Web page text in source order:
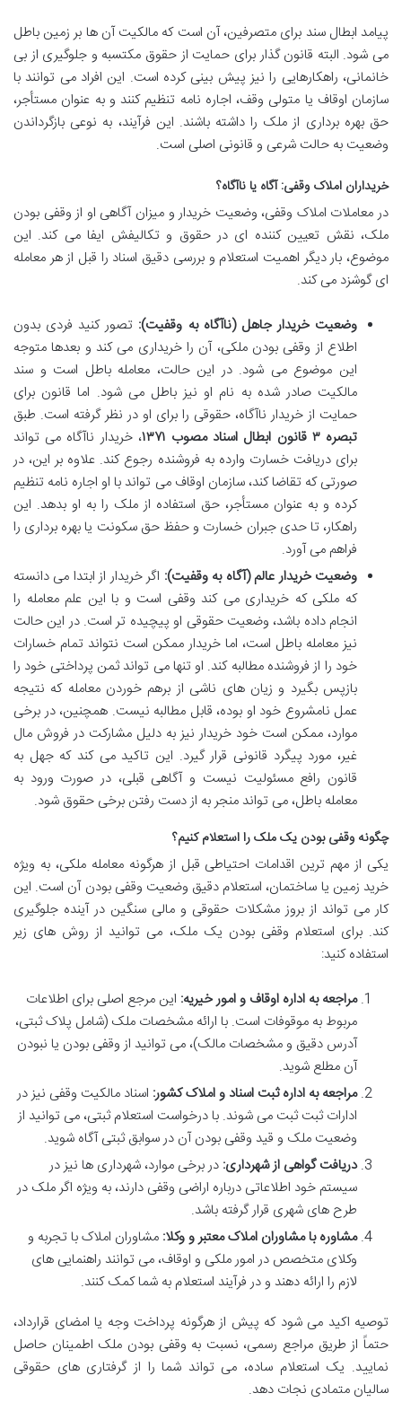
پیامد ابطال سند برای متصرفین، آن است که مالکیت آن ها بر زمین باطل
می شود. البته قانون گذار برای حمایت از حقوق مکتسبه و جلوگیری از بی
خانمانی، راهکارهایی را نیز پیش بینی کرده است. این افراد می توانند با
سازمان اوقاف یا متولی وقف، اجاره نامه تنظیم کنند و به عنوان مستأجر،
حق بهره برداری از ملک را داشته باشند. این فرآیند، به نوعی بازگرداندن
وضعیت به حالت شرعی و قانونی اصلی است.
خریداران املاک وقفی: آگاه یا ناآگاه؟
در معاملات املاک وقفی، وضعیت خریدار و میزان آگاهی او از وقفی بودن
ملک، نقش تعیین کننده ای در حقوق و تکالیفش ایفا می کند. این
موضوع، بار دیگر اهمیت استعلام و بررسی دقیق اسناد را قبل از هر معامله
ای گوشزد می کند.
وضعیت خریدار جاهل (ناآگاه به وقفیت): تصور کنید فردی بدون
اطلاع از وقفی بودن ملکی، آن را خریداری می کند و بعدها متوجه
این موضوع می شود. در این حالت، معامله باطل است و سند
مالکیت صادر شده به نام او نیز باطل می شود. اما قانون برای
حمایت از خریدار ناآگاه، حقوقی را برای او در نظر گرفته است. طبق
تبصره ۳ قانون ابطال اسناد مصوب ۱۳۷۱
، خریدار ناآگاه می تواند
برای دریافت خسارت وارده به فروشنده رجوع کند. علاوه بر این، در
صورتی که تقاضا کند، سازمان اوقاف می تواند با او اجاره نامه تنظیم
کرده و به عنوان مستأجر، حق استفاده از ملک را به او بدهد. این
راهکار، تا حدی جبران خسارت و حفظ حق سکونت یا بهره برداری را
فراهم می آورد.
وضعیت خریدار عالم (آگاه به وقفیت): اگر خریدار از ابتدا می دانسته
که ملکی که خریداری می کند وقفی است و با این علم معامله را
انجام داده باشد، وضعیت حقوقی او پیچیده تر است. در این حالت
نیز معامله باطل است، اما خریدار ممکن است نتواند تمام خسارات
خود را از فروشنده مطالبه کند. او تنها می تواند ثمن پرداختی خود را
بازپس بگیرد و زیان های ناشی از برهم خوردن معامله که نتیجه
عمل نامشروع خود او بوده، قابل مطالبه نیست. همچنین، در برخی
موارد، ممکن است خود خریدار نیز به دلیل مشارکت در فروش مال
غیر، مورد پیگرد قانونی قرار گیرد. این تاکید می کند که جهل به
قانون رافع مسئولیت نیست و آگاهی قبلی، در صورت ورود به
معامله باطل، می تواند منجر به از دست رفتن برخی حقوق شود.
چگونه وقفی بودن یک ملک را استعلام کنیم؟
یکی از مهم ترین اقدامات احتیاطی قبل از هرگونه معامله ملکی، به ویژه
خرید زمین یا ساختمان، استعلام دقیق وضعیت وقفی بودن آن است. این
کار می تواند از بروز مشکلات حقوقی و مالی سنگین در آینده جلوگیری
کند. برای استعلام وقفی بودن یک ملک، می توانید از روش های زیر
استفاده کنید:
مراجعه به اداره اوقاف و امور خیریه: این مرجع اصلی برای اطلاعات
مربوط به موقوفات است. با ارائه مشخصات ملک (شامل پلاک ثبتی،
آدرس دقیق و مشخصات مالک)، می توانید از وقفی بودن یا نبودن
آن مطلع شوید.
مراجعه به اداره ثبت اسناد و املاک کشور: اسناد مالکیت وقفی نیز در
ادارات ثبت ثبت می شوند. با درخواست استعلام ثبتی، می توانید از
وضعیت ملک و قید وقفی بودن آن در سوابق ثبتی آگاه شوید.
دریافت گواهی از شهرداری: در برخی موارد، شهرداری ها نیز در
سیستم خود اطلاعاتی درباره اراضی وقفی دارند، به ویژه اگر ملک در
طرح های شهری قرار گرفته باشد.
مشاوره با مشاوران املاک معتبر و وکلا: مشاوران املاک با تجربه و
وکلای متخصص در امور ملکی و اوقاف، می توانند راهنمایی های
لازم را ارائه دهند و در فرآیند استعلام به شما کمک کنند.
توصیه اکید می شود که پیش از هرگونه پرداخت وجه یا امضای قرارداد،
حتماً از طریق مراجع رسمی، نسبت به وقفی بودن ملک اطمینان حاصل
نمایید. یک استعلام ساده، می تواند شما را از گرفتاری های حقوقی
سالیان متمادی نجات دهد.